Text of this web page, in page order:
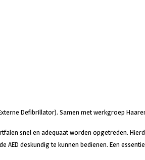
Defibrillator). Samen met werkgroep
snel en adequaat worden opgetreden.
deskundig te kunnen bedienen. Een